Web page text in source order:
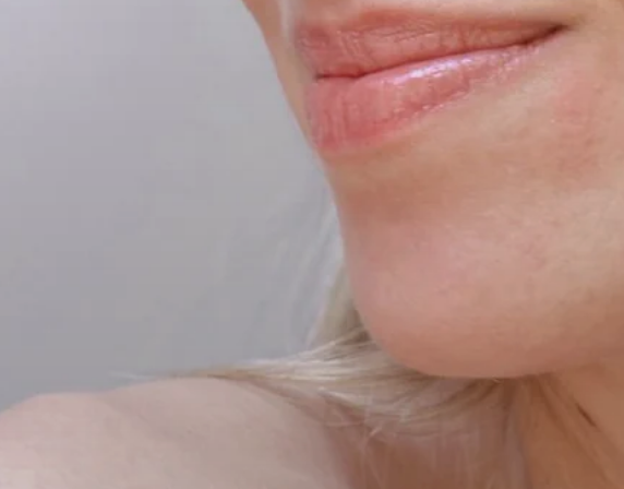
Fácil aplicación y resultado
La entrega súper rápido, el